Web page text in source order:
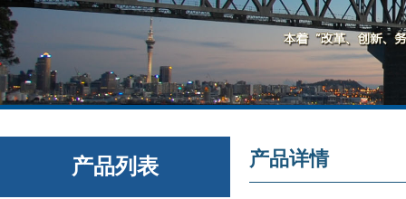
产品列表 产品详情